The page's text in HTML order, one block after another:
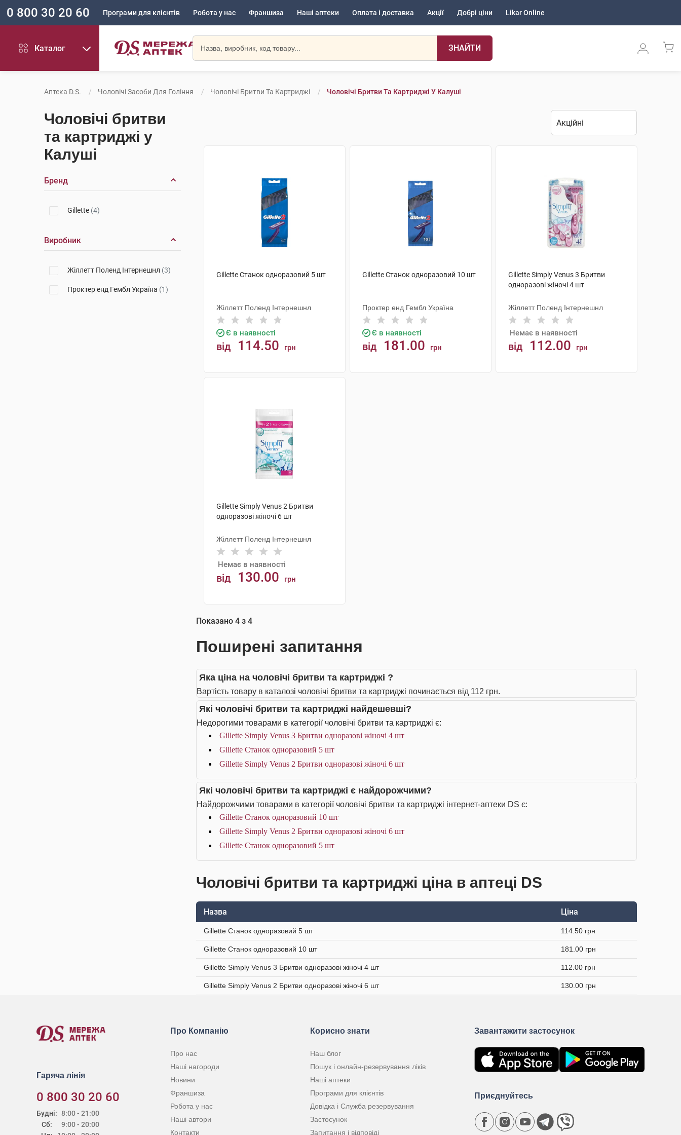
0 800 30 20 60 Програми для клієнтів Робота у нас Франшиза Наші аптеки Оплата і доставка Акції Добрі ціни Likar Online
Каталог ЗНАЙТИ
Аптека D.S. Чоловічі Засоби Для Гоління Чоловічі Бритви Та Картриджі Чоловічі Бритви Та Картриджі У Калуші
Чоловічі бритви
та картриджі у
Калуші
Бренд
Gillette (4)
Виробник
Жіллетт Поленд Інтернешнл (3)
Проктер енд Гембл Україна (1)
Gillette Станок одноразовий 5 шт
Жіллетт Поленд Інтернешнл
Є в наявності
від 114.50 грн
Gillette Станок одноразовий 10 шт
Проктер енд Гембл Україна
Є в наявності
від 181.00 грн
Gillette Simply Venus 3 Бритви
одноразові жіночі 4 шт
Жіллетт Поленд Інтернешнл
Немає в наявності
від 112.00 грн
Gillette Simply Venus 2 Бритви
одноразові жіночі 6 шт
Жіллетт Поленд Інтернешнл
Немає в наявності
від 130.00 грн
Показано 4 з 4
Поширені запитання
Яка ціна на чоловічі бритви та картриджі ?
Вартість товару в каталозі чоловічі бритви та картриджі починається від 112 грн.
Які чоловічі бритви та картриджі найдешевші?
Недорогими товарами в категорії чоловічі бритви та картриджі є:
Gillette Simply Venus 3 Бритви одноразові жіночі 4 шт
Gillette Станок одноразовий 5 шт
Gillette Simply Venus 2 Бритви одноразові жіночі 6 шт
Які чоловічі бритви та картриджі є найдорожчими?
Найдорожчими товарами в категорії чоловічі бритви та картриджі інтернет-аптеки DS є:
Gillette Станок одноразовий 10 шт
Gillette Simply Venus 2 Бритви одноразові жіночі 6 шт
Gillette Станок одноразовий 5 шт
Чоловічі бритви та картриджі ціна в аптеці DS
Назва Ціна
Gillette Станок одноразовий 5 шт 114.50 грн
Gillette Станок одноразовий 10 шт 181.00 грн
Gillette Simply Venus 3 Бритви одноразові жіночі 4 шт 112.00 грн
Gillette Simply Venus 2 Бритви одноразові жіночі 6 шт 130.00 грн
Гаряча лінія
0 800 30 20 60
Будні:
Сб:
8:00 - 21:00
9:00 - 20:00
Про Компанію
Про нас
Наші нагороди
Новини
Франшиза
Робота у нас
Наші автори
Контакти
Корисно знати
Наш блог
Пошук і онлайн-резервування ліків
Наші аптеки
Програми для клієнтів
Довідка і Служба резервування
Застосунок
Запитання і відповіді
Завантажити застосунок
Приєднуйтесь